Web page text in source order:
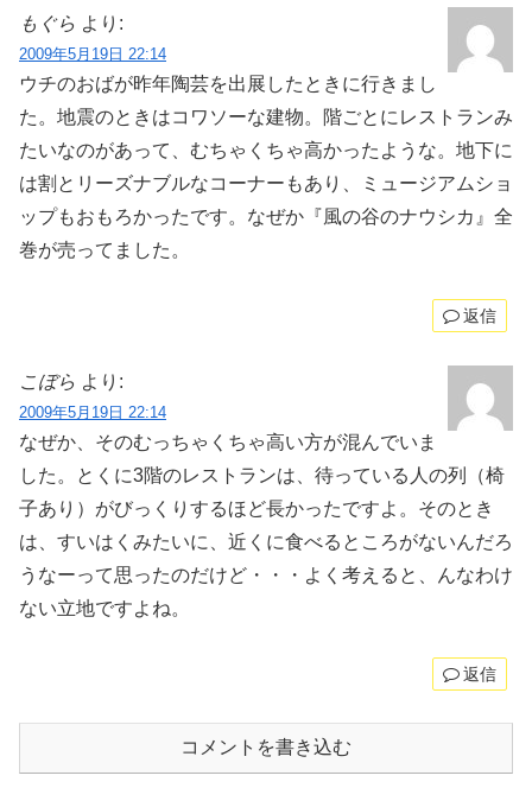
もぐら より:
2009年5月19日 22:14
ウチのおばが昨年陶芸を出展したときに行きまし
た。地震のときはコワソーな建物。階ごとにレストランみ
たいなのがあって、むちゃくちゃ高かったような。地下に
は割とリーズナブルなコーナーもあり、ミュージアムショ
ップもおもろかったです。なぜか『風の谷のナウシカ』全
巻が売ってました。
返信
こぼら より:
2009年5月19日 22:14
なぜか、そのむっちゃくちゃ高い方が混んでいま
した。とくに3階のレストランは、待っている人の列（椅
子あり）がびっくりするほど長かったですよ。そのとき
は、すいはくみたいに、近くに食べるところがないんだろ
うなーって思ったのだけど・・・よく考えると、んなわけ
ない立地ですよね。
返信
コメントを書き込む